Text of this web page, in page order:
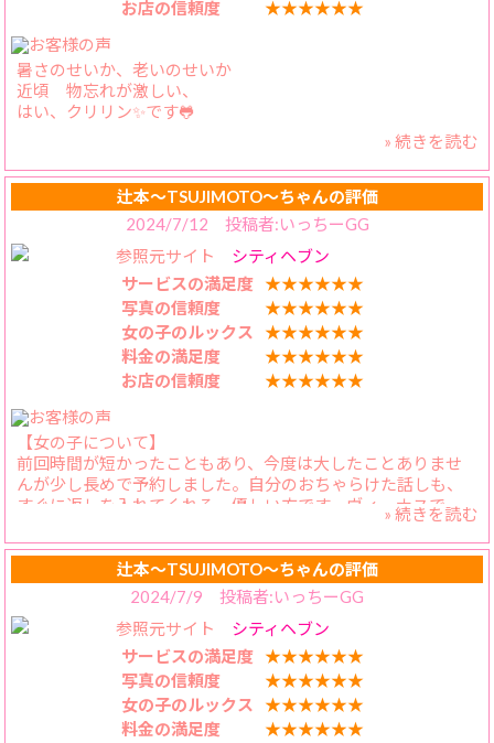
【スタッフの対応】
丁寧に対応いただいてます。電話回数が少ないのが、助かり
ます。
お店の信頼度
★★★★★★
暑さのせいか、老いのせいか
近頃 物忘れが激しい、
はい、クリリン✨です🐸
いやらし〜い経験は
決して忘れません。
さて、お兄様方は、
幼少期やムラムラ青春期、
谷間を見せつけるお姉様や
揺れるお姉様など
ムラムラしちゃうお姉様が
近所におりましたでしょうか?
そこまで遡らなくても
お仕事場に明るくて
とってもボインなOLさんを拝んで
“何をおかずに
ひとりエッチしてるんだろう?”
こっそり
妄想された事ありますよね?
そんな漢の真っ直ぐなロマン。
叶えてくれるのが“かえらちゃん”💕
かえらちゃんのプロフィや
日記だけで満足され、
かえらちゃんを未体験なお兄様は
“❓それ違う人じゃない❓“
クリリンの想像に難くありません。
» 続きを読む
辻本〜TSUJIMOTO〜ちゃんの評価
2024/7/12 投稿者:いっちーGG
参照元サイト シティヘブン
サービスの満足度
★★★★★★
写真の信頼度
★★★★★★
女の子のルックス
★★★★★★
料金の満足度
★★★★★★
お店の信頼度
★★★★★★
【女の子について】
前回時間が短かったこともあり、今度は大したことありませ
んが少し長めで予約しました。自分のおちゃらけた話しも、
すぐに返しを入れてくれる、優しい方です。ヴィーナスで
す。用意したお試しチャレンジも楽しんでくれて、さすがの結
果を叩き出してくれました。
【料金納得度】
かえらさんのような優しい方と遊べて、この料金は嬉しいで
【プレイ内容】
趣向を変えて楽しもうと色々な姿勢でいちゃいちゃしまし
た。コスプレも初めての柔道着ということで、楽しんでくれ
【スタッフの対応】
チャットで対応いただけて、助かってます。
» 続きを読む
辻本〜TSUJIMOTO〜ちゃんの評価
2024/7/9 投稿者:いっちーGG
参照元サイト シティヘブン
サービスの満足度
★★★★★★
写真の信頼度
★★★★★★
女の子のルックス
★★★★★★
料金の満足度
★★★★★★